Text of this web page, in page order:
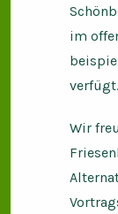
im
verfügt.
Wir